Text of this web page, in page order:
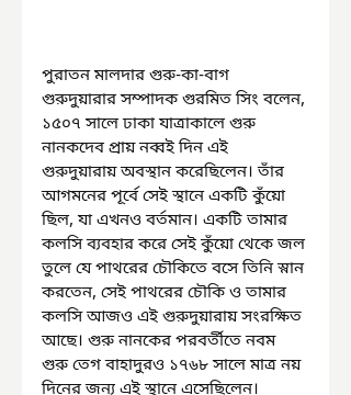
পুরাতন মালদার গুরু-কা-বাগ
গুরুদুয়ারার সম্পাদক গুরমিত সিং বলেন,
১৫০৭ সালে ঢাকা যাত্রাকালে গুরু
নানকদেব প্রায় নব্বই দিন এই
গুরুদুয়ারায় অবস্থান করেছিলেন। তাঁর
আগমনের পূর্বে সেই স্থানে একটি কুঁয়ো
ছিল, যা এখনও বর্তমান। একটি তামার
কলসি ব্যবহার করে সেই কুঁয়ো থেকে জল
তুলে যে পাথরের চৌকিতে বসে তিনি স্নান
করতেন, সেই পাথরের চৌকি ও তামার
কলসি আজও এই গুরুদুয়ারায় সংরক্ষিত
আছে। গুরু নানকের পরবর্তীতে নবম
গুরু তেগ বাহাদুরও ১৭৬৮ সালে মাত্র নয়
দিনের জন্য এই স্থানে এসেছিলেন।